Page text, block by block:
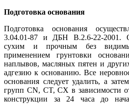
Подготовка основания
Подготовка основания
3.04.01-87 и ДБН В.2.6-22-2001.
сухим и прочным без
применением грунтовки
наплывов, масляных пятен и
адгезию к основанию. Все
основания следует удалить, а
групп CN, CT, CX в зависимости
конструкции за 24 часа до